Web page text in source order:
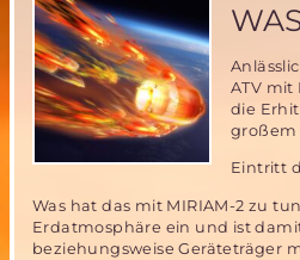
zur
Versorgung
der
ISS
eingesetzt
wird
ATV
die
großem
Eintritt
Was hat das mit MIRIAM-2 zu
Erdatmosphäre ein und ist
beziehungsweise Geräteträger